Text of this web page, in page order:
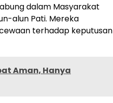
dalam Masyarakat
alun Pati. Mereka
terhadap keputusan
Aman, Hanya